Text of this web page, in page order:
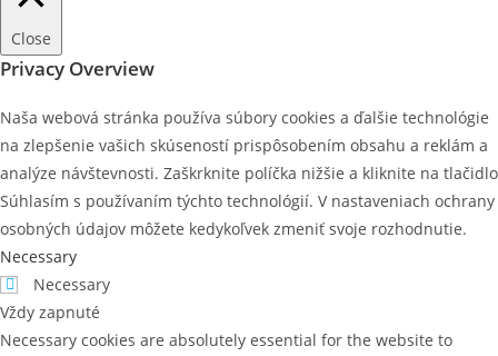
Close
Privacy Overview
Naša webová stránka používa súbory cookies a ďalšie technológie
na zlepšenie vašich skúseností prispôsobením obsahu a reklám a
analýze návštevnosti. Zaškrknite políčka nižšie a kliknite na tlačidlo
Súhlasím s používaním týchto technológií. V nastaveniach ochrany
osobných údajov môžete kedykoľvek zmeniť svoje rozhodnutie.
Necessary
Necessary
Vždy zapnuté
Necessary cookies are absolutely essential for the website to